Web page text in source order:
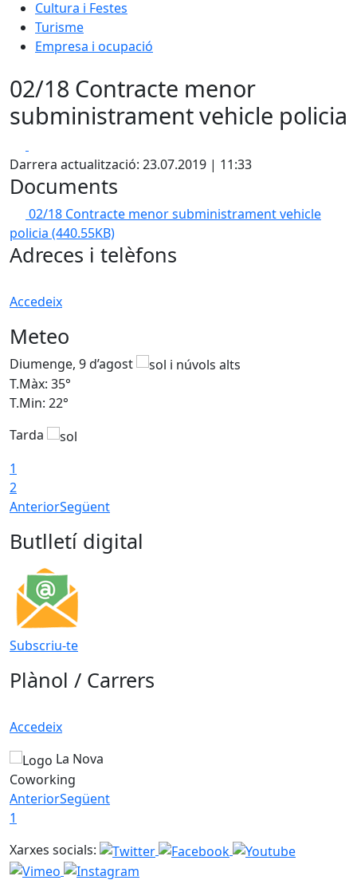
Cultura i Festes
Turisme
Empresa i ocupació
02/18 Contracte menor
subministrament vehicle policia
Darrera actualització: 23.07.2019 | 11:33
Documents
02/18 Contracte menor subministrament vehicle
policia (440.55KB)
Adreces i telèfons
Accedeix
Meteo
Diumenge, 9 d’agost
T.Màx: 35°
T.Min: 22°
Tarda
1
2
AnteriorSegüent
Butlletí digital
Subscriu-te
Plànol / Carrers
Accedeix
La Nova
Coworking
AnteriorSegüent
1
Xarxes socials: